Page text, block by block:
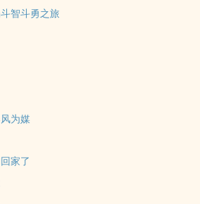
念会陪伴人一辈子，
候出现，成为你一生的偏爱。
一直追随着我吧？」
第一份笨拙的告白。」
与双向救赎的故事。
智斗勇之旅
为媒
家了